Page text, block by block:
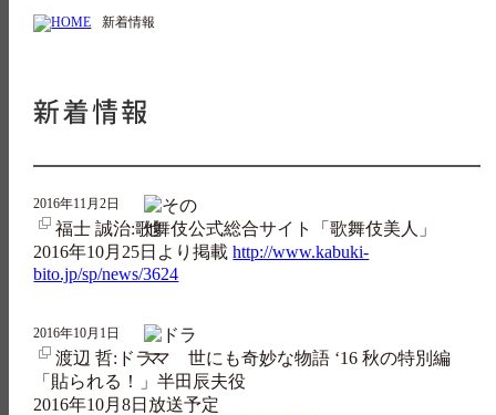
新着情報
2016年11月2日
福士 誠治:歌舞伎公式総合サイト「歌舞伎美人」
2016年10月25日より掲載http://www.kabuki-
bito.jp/sp/news/3624
2016年10月1日
渡辺 哲:ドラマ 世にも奇妙な物語 ‘16 秋の特別編
「貼られる！」半田辰夫役
2016年10月8日放送予定